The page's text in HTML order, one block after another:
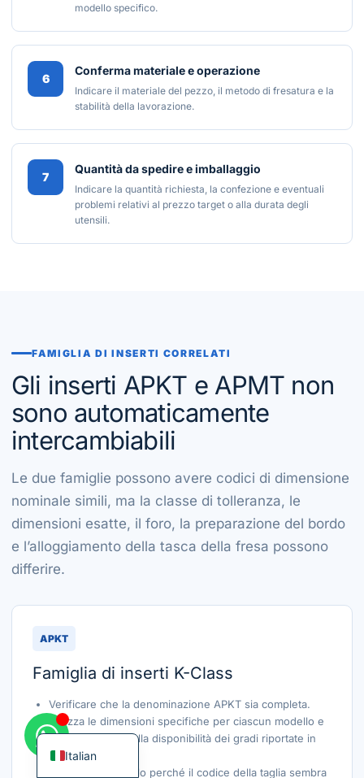
modello specifico.
6
Conferma materiale e operazione
Indicare il materiale del pezzo, il metodo di fresatura e la
stabilità della lavorazione.
7
Quantità da spedire e imballaggio
Indicare la quantità richiesta, la confezione e eventuali
problemi relativi al prezzo target o alla durata degli
utensili.
FAMIGLIA DI INSERTI CORRELATI
Gli inserti APKT e APMT non
sono automaticamente
intercambiabili
Le due famiglie possono avere codici di dimensione
nominale simili, ma la classe di tolleranza, le
dimensioni esatte, il foro, la preparazione del bordo
e l’alloggiamento della tasca della fresa possono
differire.
APKT
Famiglia di inserti K-Class
Verificare che la denominazione APKT sia completa.
Utilizza le dimensioni specifiche per ciascun modello e
le informazioni sulla disponibilità dei gradi riportate in
questa pagina.
Non sostituirlo solo perché il codice della taglia sembra
Italian
English
Turkish
Spanish
French